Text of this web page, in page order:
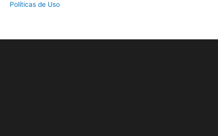
Políticas de Uso